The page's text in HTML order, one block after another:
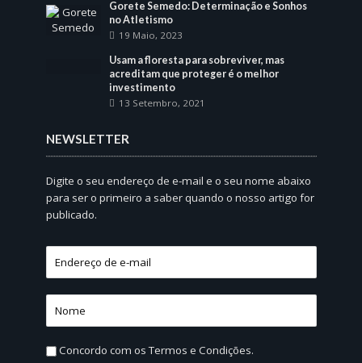
Gorete Semedo: Determinação e Sonhos
no Atletismo
19 Maio, 2023
Usam a floresta para sobreviver, mas
acreditam que proteger é o melhor
investimento
13 Setembro, 2021
NEWSLETTER
Digite o seu endereço de e-mail e o seu nome abaixo
para ser o primeiro a saber quando o nosso artigo for
publicado.
Concordo com osTermos e Condições.